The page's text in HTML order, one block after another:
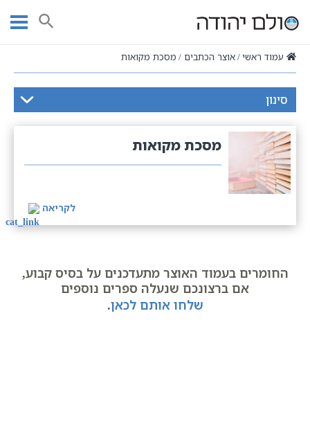
חיפוש
עמוד ראשי אוצר הכתבים מסכת מקואות
מסכת מקואות
לקריאה
החומרים בעמוד האוצר מתעדכנים על בסיס קבוע,
אם ברצונכם שנעלה ספרים נוספים
שלחו אותם לכאן.
סינון